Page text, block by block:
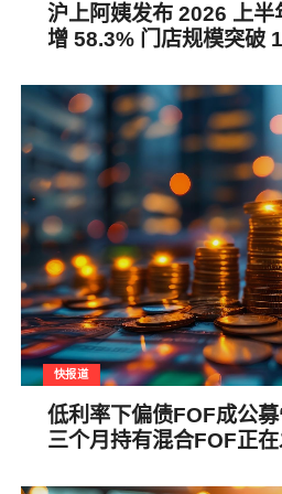
沪上阿姨发布 2026 上半
增 58.3% 门店规模突破
快报道
低利率下偏债FOF成公
三个月持有混合FOF正